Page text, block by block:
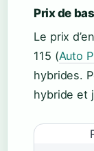
Prix de
Le prix
115 (Auto
hybrides.
hybride et